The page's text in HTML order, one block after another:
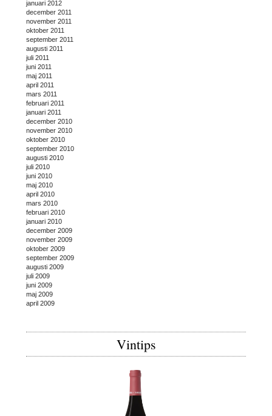
januari 2012
december 2011
november 2011
oktober 2011
september 2011
augusti 2011
juli 2011
juni 2011
maj 2011
april 2011
mars 2011
februari 2011
januari 2011
december 2010
november 2010
oktober 2010
september 2010
augusti 2010
juli 2010
juni 2010
maj 2010
april 2010
mars 2010
februari 2010
januari 2010
december 2009
november 2009
oktober 2009
september 2009
augusti 2009
juli 2009
juni 2009
maj 2009
april 2009
Vintips